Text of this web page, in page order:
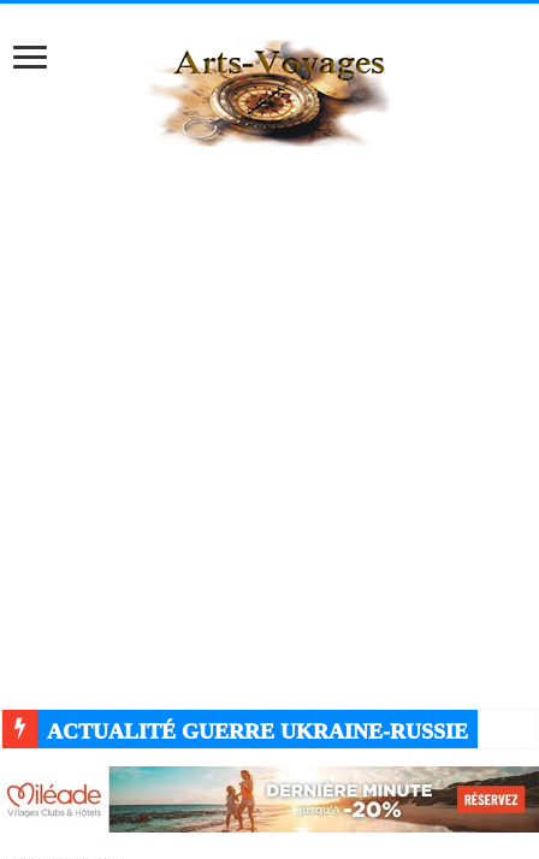
ACTUALITÉ GUERRE UKRAINE-RUSSIE